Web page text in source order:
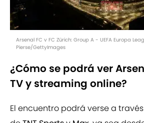
Arsenal FC v FC Zürich: Group A - UEFA Europa
Pierse/GettyImages
¿Cómo se podrá ver
TV y streaming online?
El encuentro podrá verse a